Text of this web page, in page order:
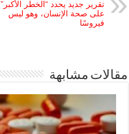
تقرير جديد يحدد “الخطر الأكبر”
على صحة الإنسان، وهو ليس
فيروسًا
مقالات مشابهة